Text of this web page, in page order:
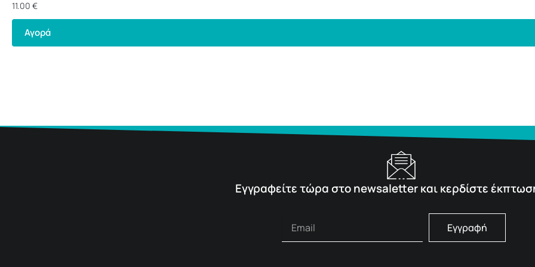
11.00 €
Αγορά
Εγγραφείτε τώρα στο newsaletter και κερδίστε
Εγγραφή